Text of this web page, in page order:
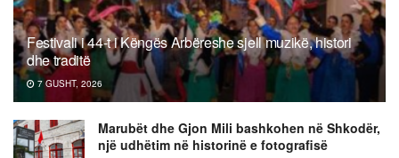
Festivali i 44-t i Këngës Arbëreshe sjell muzikë, histori
dhe traditë
7 GUSHT, 2026
Marubët dhe Gjon Mili bashkohen në Shkodër,
një udhëtim në historinë e fotografisë